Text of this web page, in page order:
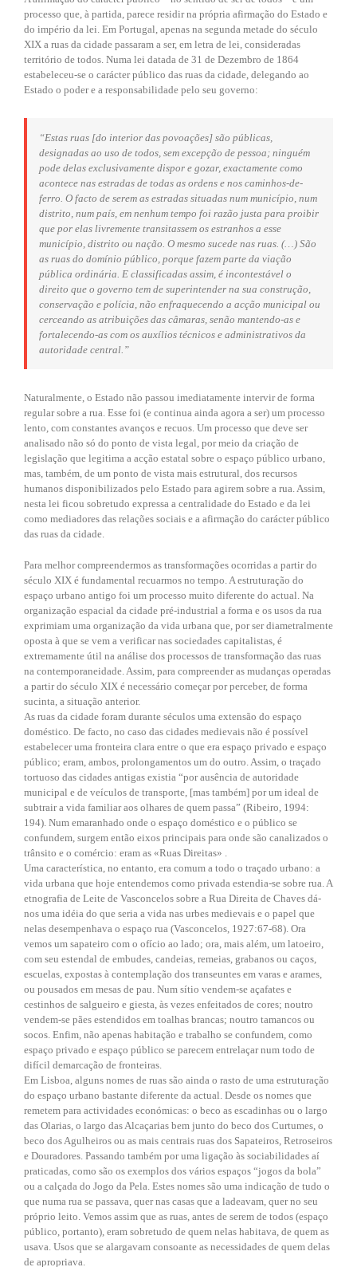
processo que, à partida, parece residir na própria afirmação do Estado e
do império da lei. Em Portugal, apenas na segunda metade do século
XIX a ruas da cidade passaram a ser, em letra de lei, consideradas
território de todos. Numa lei datada de 31 de Dezembro de 1864
estabeleceu-se o carácter público das ruas da cidade, delegando ao
Estado o poder e a responsabilidade pelo seu governo:
“Estas ruas [do interior das povoações] são públicas,
designadas ao uso de todos, sem excepção de pessoa; ninguém
pode delas exclusivamente dispor e gozar, exactamente como
acontece nas estradas de todas as ordens e nos caminhos-de-
ferro. O facto de serem as estradas situadas num município, num
distrito, num país, em nenhum tempo foi razão justa para proibir
que por elas livremente transitassem os estranhos a esse
município, distrito ou nação. O mesmo sucede nas ruas. (…) São
as ruas do domínio público, porque fazem parte da viação
pública ordinária. E classificadas assim, é incontestável o
direito que o governo tem de superintender na sua construção,
conservação e polícia, não enfraquecendo a acção municipal ou
cerceando as atribuições das câmaras, senão mantendo-as e
fortalecendo-as com os auxílios técnicos e administrativos da
autoridade central.”
Naturalmente, o Estado não passou imediatamente intervir de forma
regular sobre a rua. Esse foi (e continua ainda agora a ser) um processo
lento, com constantes avanços e recuos. Um processo que deve ser
analisado não só do ponto de vista legal, por meio da criação de
legislação que legitima a acção estatal sobre o espaço público urbano,
mas, também, de um ponto de vista mais estrutural, dos recursos
humanos disponibilizados pelo Estado para agirem sobre a rua. Assim,
nesta lei ficou sobretudo expressa a centralidade do Estado e da lei
como mediadores das relações sociais e a afirmação do carácter público
das ruas da cidade.
Para melhor compreendermos as transformações ocorridas a partir do
século XIX é fundamental recuarmos no tempo. A estruturação do
espaço urbano antigo foi um processo muito diferente do actual. Na
organização espacial da cidade pré-industrial a forma e os usos da rua
exprimiam uma organização da vida urbana que, por ser diametralmente
oposta à que se vem a verificar nas sociedades capitalistas, é
extremamente útil na análise dos processos de transformação das ruas
na contemporaneidade. Assim, para compreender as mudanças operadas
a partir do século XIX é necessário começar por perceber, de forma
sucinta, a situação anterior.
As ruas da cidade foram durante séculos uma extensão do espaço
doméstico. De facto, no caso das cidades medievais não é possível
estabelecer uma fronteira clara entre o que era espaço privado e espaço
público; eram, ambos, prolongamentos um do outro. Assim, o traçado
tortuoso das cidades antigas existia “por ausência de autoridade
municipal e de veículos de transporte, [mas também] por um ideal de
subtrair a vida familiar aos olhares de quem passa” (Ribeiro, 1994:
194). Num emaranhado onde o espaço doméstico e o público se
confundem, surgem então eixos principais para onde são canalizados o
trânsito e o comércio: eram as «Ruas Direitas» .
Uma característica, no entanto, era comum a todo o traçado urbano: a
vida urbana que hoje entendemos como privada estendia-se sobre rua. A
etnografia de Leite de Vasconcelos sobre a Rua Direita de Chaves dá-
nos uma idéia do que seria a vida nas urbes medievais e o papel que
nelas desempenhava o espaço rua (Vasconcelos, 1927:67-68). Ora
vemos um sapateiro com o ofício ao lado; ora, mais além, um latoeiro,
com seu estendal de embudes, candeias, remeias, grabanos ou caços,
escuelas, expostas à contemplação dos transeuntes em varas e arames,
ou pousados em mesas de pau. Num sítio vendem-se açafates e
cestinhos de salgueiro e giesta, às vezes enfeitados de cores; noutro
vendem-se pães estendidos em toalhas brancas; noutro tamancos ou
socos. Enfim, não apenas habitação e trabalho se confundem, como
espaço privado e espaço público se parecem entrelaçar num todo de
difícil demarcação de fronteiras.
Em Lisboa, alguns nomes de ruas são ainda o rasto de uma estruturação
do espaço urbano bastante diferente da actual. Desde os nomes que
remetem para actividades económicas: o beco as escadinhas ou o largo
das Olarias, o largo das Alcaçarias bem junto do beco dos Curtumes, o
beco dos Agulheiros ou as mais centrais ruas dos Sapateiros, Retroseiros
e Douradores. Passando também por uma ligação às sociabilidades aí
praticadas, como são os exemplos dos vários espaços “jogos da bola”
ou a calçada do Jogo da Pela. Estes nomes são uma indicação de tudo o
que numa rua se passava, quer nas casas que a ladeavam, quer no seu
próprio leito. Vemos assim que as ruas, antes de serem de todos (espaço
público, portanto), eram sobretudo de quem nelas habitava, de quem as
usava. Usos que se alargavam consoante as necessidades de quem delas
de apropriava.